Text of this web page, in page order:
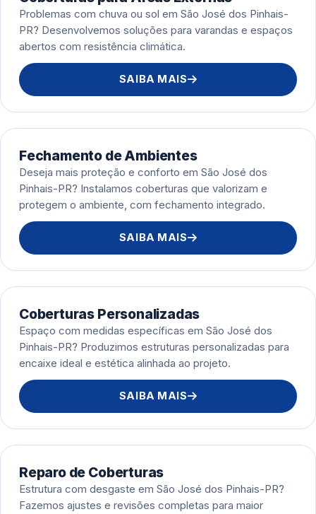
Problemas com chuva ou sol em São José dos Pinhais-
PR? Desenvolvemos soluções para varandas e espaços
abertos com resistência climática.
SAIBA MAIS
Fechamento de Ambientes
Deseja mais proteção e conforto em São José dos
Pinhais-PR? Instalamos coberturas que valorizam e
protegem o ambiente, com fechamento integrado.
SAIBA MAIS
Coberturas Personalizadas
Espaço com medidas específicas em São José dos
Pinhais-PR? Produzimos estruturas personalizadas para
encaixe ideal e estética alinhada ao projeto.
SAIBA MAIS
Reparo de Coberturas
Estrutura com desgaste em São José dos Pinhais-PR?
Fazemos ajustes e revisões completas para maior